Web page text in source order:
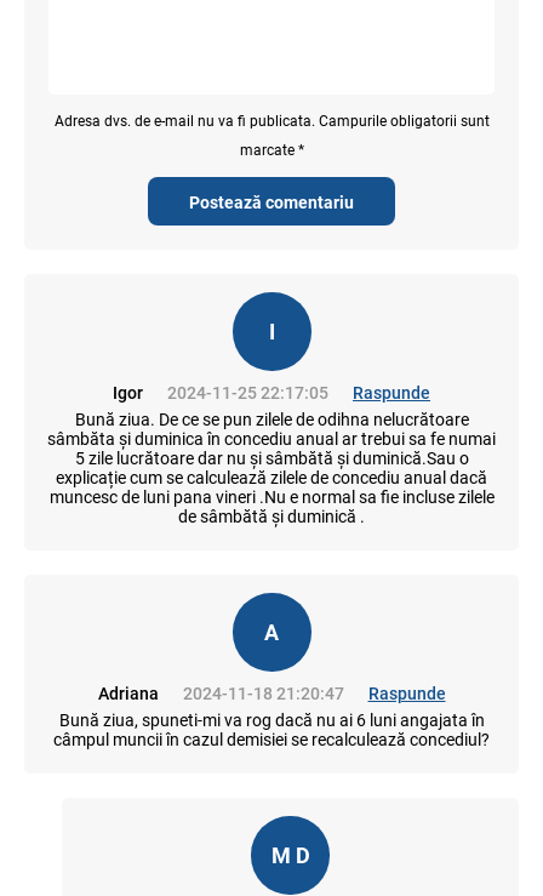
Postează comentariu
Adresa dvs. de e-mail nu va fi publicata. Campurile obligatorii sunt
marcate *
I
Igor 2024-11-25 22:17:05
Raspunde
Bună ziua. De ce se pun zilele de odihna nelucrătoare
sâmbăta și duminica în concediu anual ar trebui sa fe numai
5 zile lucrătoare dar nu și sâmbătă și duminică.Sau o
explicație cum se calculează zilele de concediu anual dacă
muncesc de luni pana vineri .Nu e normal sa fie incluse zilele
de sâmbătă și duminică .
A
Adriana 2024-11-18 21:20:47
Raspunde
Bună ziua, spuneti-mi va rog dacă nu ai 6 luni angajata în
câmpul muncii în cazul demisiei se recalculează concediul?
M D